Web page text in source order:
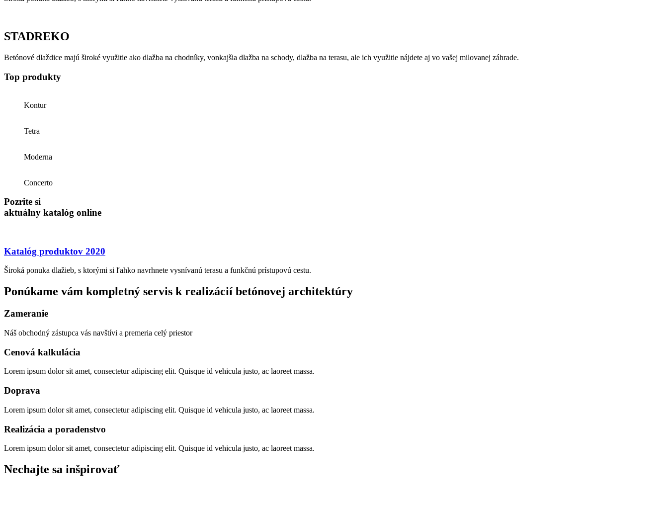
STADREKO
Betónové dlaždice majú široké využitie ako dlažba na chodníky, vonkajšia dlažba na schody, dlažba na terasu, ale ich využitie nájdete aj vo vašej milovanej záhrade.
Top produkty
Kontur
Tetra
Moderna
Concerto
Pozrite si
aktuálny katalóg online
Katalóg produktov 2020
Široká ponuka dlažieb, s ktorými si ľahko navrhnete vysnívanú terasu a funkčnú prístupovú cestu.
Ponúkame vám kompletný servis k realizácií betónovej architektúry
Zameranie
Náš obchodný zástupca vás navštívi a premeria celý priestor
Cenová kalkulácia
Lorem ipsum dolor sit amet, consectetur adipiscing elit. Quisque id vehicula justo, ac laoreet massa.
Doprava
Lorem ipsum dolor sit amet, consectetur adipiscing elit. Quisque id vehicula justo, ac laoreet massa.
Realizácia a poradenstvo
Lorem ipsum dolor sit amet, consectetur adipiscing elit. Quisque id vehicula justo, ac laoreet massa.
Nechajte sa inšpirovať